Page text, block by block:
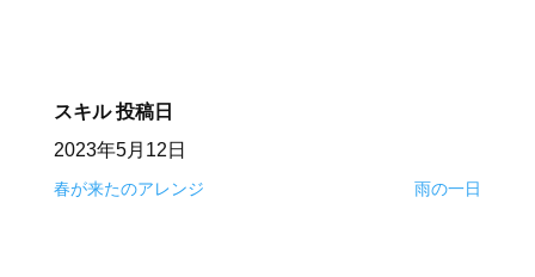
スキル 投稿日
2023年5月12日
春が来たのアレンジ 雨の一日